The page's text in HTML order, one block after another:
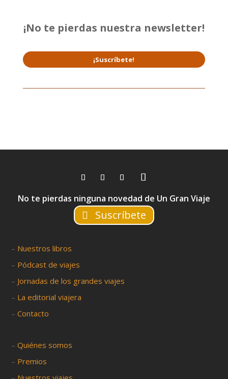
¡No te pierdas nuestra newsletter!
¡Suscríbete!
No te pierdas ninguna novedad de Un Gran Viaje
Suscríbete
– Nuestros libros
– Pódcast de viajes
– Jornadas de los grandes viajes
– La editorial viajera
–Contacto
–Quiénes somos
– Premios